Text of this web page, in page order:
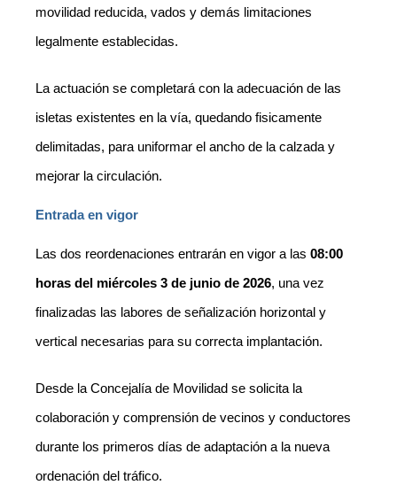
movilidad reducida, vados y demás limitaciones
legalmente establecidas.
La actuación se completará con la adecuación de las
isletas existentes en la vía, quedando fisicamente
delimitadas, para uniformar el ancho de la calzada y
mejorar la circulación.
Entrada en vigor
Las dos reordenaciones entrarán en vigor a las 08:00
horas del miércoles 3 de junio de 2026, una vez
finalizadas las labores de señalización horizontal y
vertical necesarias para su correcta implantación.
Desde la Concejalía de Movilidad se solicita la
colaboración y comprensión de vecinos y conductores
durante los primeros días de adaptación a la nueva
ordenación del tráfico.